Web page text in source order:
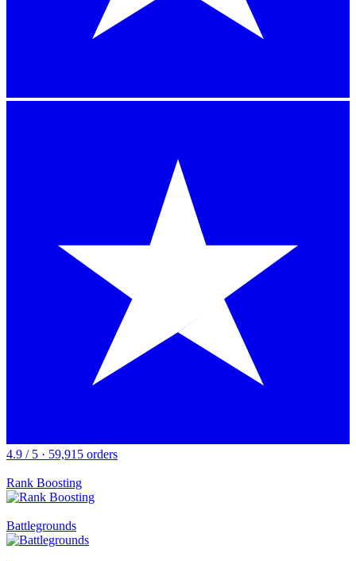
4.9 / 5 · 59,915 orders
Rank Boosting
Battlegrounds